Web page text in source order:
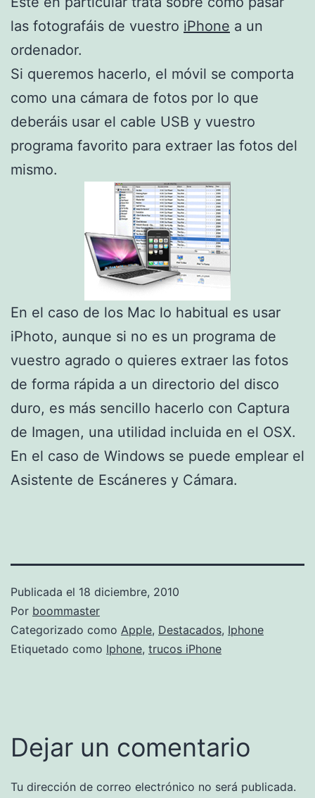
las fotografáis de vuestro iPhone a un
ordenador.
Si queremos hacerlo, el móvil se comporta
como una cámara de fotos por lo que
deberáis usar el cable USB y vuestro
programa favorito para extraer las fotos del
mismo.
En el caso de los Mac lo habitual es usar
iPhoto, aunque si no es un programa de
vuestro agrado o quieres extraer las fotos
de forma rápida a un directorio del disco
duro, es más sencillo hacerlo con Captura
de Imagen, una utilidad incluida en el OSX.
En el caso de Windows se puede emplear el
Asistente de Escáneres y Cámara.
Publicada el 18 diciembre, 2010
Por boommaster
Categorizado como Apple, Destacados, Iphone
Etiquetado como Iphone, trucos iPhone
Dejar un comentario
Tu dirección de correo electrónico no será publicada.